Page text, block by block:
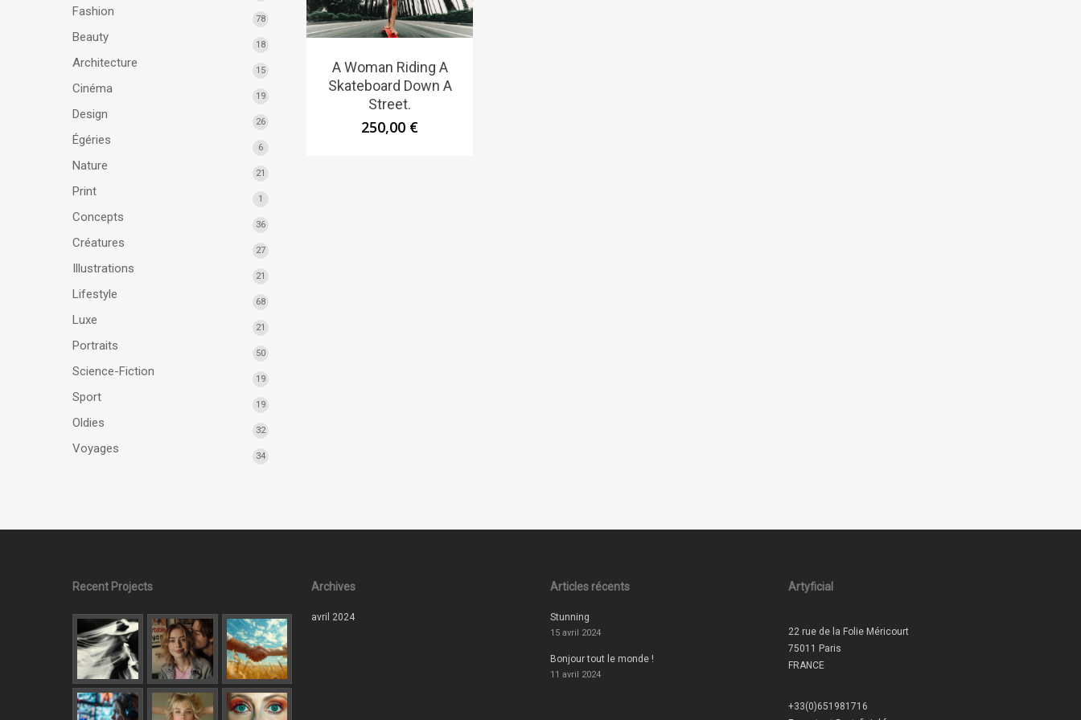
Fashion
78
Beauty
18
Architecture
15
Cinéma
19
Design
26
Égéries
6
Nature
21
Print
1
Concepts
36
Créatures
27
Illustrations
21
Lifestyle
68
Luxe
21
Portraits
50
Science-Fiction
19
Sport
19
Oldies
32
Voyages
34
A Woman Riding A
Skateboard Down A
Street.
250,00 €
Recent Projects Archives
avril 2024
Articles récents
Stunning
15 avril 2024
Bonjour tout le monde !
11 avril 2024
Artyficial
22 rue de la Folie Méricourt
75011 Paris
FRANCE
+33(0)651981716